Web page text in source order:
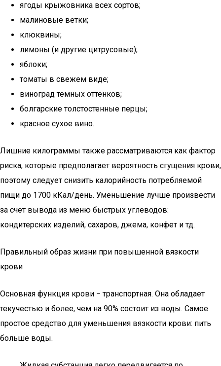
ягоды крыжовника всех сортов;
малиновые ветки;
клюквины;
лимоны (и другие цитрусовые);
яблоки;
томаты в свежем виде;
виноград темных оттенков;
болгарские толстостенные перцы;
красное сухое вино.
Лишние килограммы также рассматриваются как фактор
риска, которые предполагает вероятность сгущения крови,
поэтому следует снизить калорийность потребляемой
пищи до 1700 кКал/день. Уменьшение лучше произвести
за счет вывода из меню быстрых углеводов:
кондитерских изделий, сахаров, джема, конфет и тд.
Правильный образ жизни при повышенной вязкости
крови
Основная функция крови − транспортная. Она обладает
текучестью и более, чем на 90% состоит из воды. Самое
простое средство для уменьшения вязкости крови: пить
больше воды.